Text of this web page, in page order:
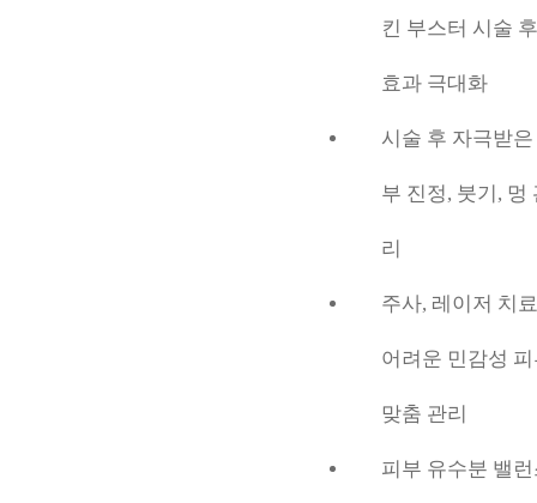
킨 부스터 시술
효과 극대화
시술 후 자극받
부 진정, 붓기, 멍
리
주사, 레이저 치
어려운 민감성
맞춤 관리
피부 유수분 밸